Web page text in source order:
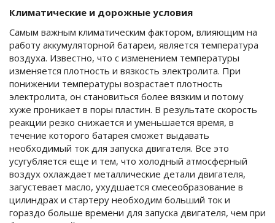
Климатические и дорожные условия
Самым важным климатическим фактором, влияющим на
работу аккумуляторной батареи, является температура
воздуха. Известно, что с изменением температуры
изменяется плотность и вязкость электролита. При
понижении температуры возрастает плотность
электролита, он становиться более вязким и потому
хуже проникает в поры пластин. В результате скорость
реакции резко снижается и уменьшается время, в
течение которого батарея сможет выдавать
необходимый ток для запуска двигателя. Все это
усугубляется еще и тем, что холодный атмосферный
воздух охлаждает металлические детали двигателя,
загустевает масло, ухудшается смесеобразование в
цилиндрах и стартеру необходим больший ток и
гораздо больше времени для запуска двигателя, чем при